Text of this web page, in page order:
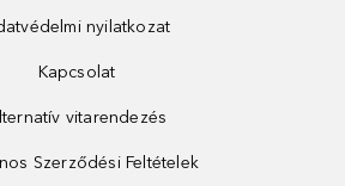
nyilatkozat
Kapcsolat
vitarendezés
Szerződési Feltételek